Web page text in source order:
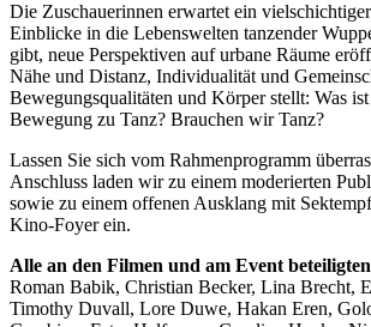
Die Zuschauerinnen erwartet ein
Einblicke in die Lebenswelten tanzender
gibt, neue Perspektiven auf urbane Räume
Nähe und Distanz, Individualität und
Bewegungsqualitäten und Körper stellt: Was
Bewegung zu Tanz? Brauchen wir Tanz?
Lassen Sie sich vom Rahmenprogramm
Anschluss laden wir zu einem moderierten
sowie zu einem offenen Ausklang mit
Kino-Foyer ein.
Alle an den Filmen und am Event
Roman Babik, Christian Becker, Lina Brecht,
Timothy Duvall, Lore Duwe, Hakan Eren,